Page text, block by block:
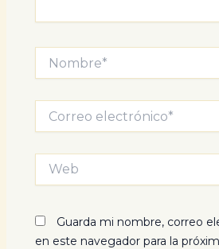
Nombre*
electrónico*
Web
Guarda mi nombre, correo
en este navegador para la